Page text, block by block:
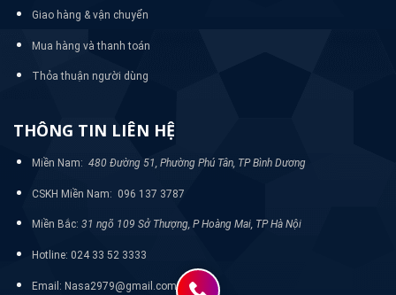
Giao hàng & vận chuyển
Mua hàng và thanh toán
Thỏa thuận người dùng
THÔNG TIN LIÊN HỆ
Miền Nam: 480 Đường 51, Phường Phú Tân, TP Bình Dương
CSKH Miền Nam: 096 137 3787
Miền Bắc: 31 ngõ 109 Sở Thượng, P Hoàng Mai, TP Hà Nội
Hotline: 024 33 52 3333
Email: Nasa2979@gmail.com